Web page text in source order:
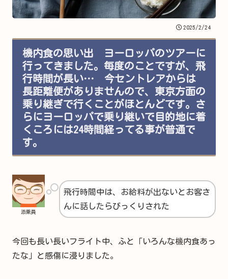
2025/2/24
機内食の思い出 ヨーロッパのツアーに
行ってきました。毎度のことですが、飛
行時間が長い… 今セントレアからは
長距離便がありませんので、東京方面の
乗り継ぎで行くことがほとんどです。さ
らにヨーロッパで乗り継いで目的地に着
くころには24時間経ってる事が普通で
す。
添乗員
飛行時間中は、お給料が出ないとお客さ
んに話したらびっくりされた
今回も長い長いフライト中、ふと「いろんな機内食あっ
たな」と感傷に浸りました。